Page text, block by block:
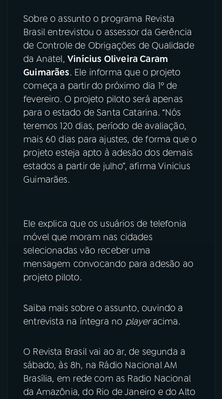
Sobre o assunto o programa Revista
Brasil entrevistou o assessor da Gerência
de Controle de Obrigações de Qualidade
da Anatel, Vinícius Oliveira Caram
Guimarães. Ele informa que o projeto
começa a partir do próximo dia 1º de
fevereiro. O projeto piloto será apenas
para o estado de Santa Catarina. “Nós
teremos 120 dias, período de avaliação,
mais 60 dias para ajustes, de forma que o
projeto esteja apto à adesão dos demais
estados a partir de julho”, afirma Vinicius
Guimarães.
Ele explica que os usuários de telefonia
móvel que moram nas cidades
selecionadas vão receber uma
mensagem convocando para adesão ao
projeto piloto.
Saiba mais sobre o assunto, ouvindo a
entrevista na íntegra no playeracima.
O Revista Brasil vai ao ar, de segunda a
sábado, às 8h, na Rádio Nacional AM
Brasília, em rede com as Radio Nacional
da Amazônia, do Rio de Janeiro e do Alto